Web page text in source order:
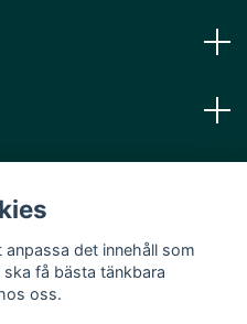
det innehåll som
få bästa tänkbara
oss.